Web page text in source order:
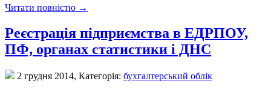
Читати повністю →
Реєстрація підприємства в ЕДРПОУ,
ПФ, органах статистики і ДНС
2 грудня 2014, Категорія: бухгалтерський облік